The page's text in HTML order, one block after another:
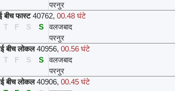
परनुर
बीच फास्ट 40762,00.48 घंटे
T F S S वलजबाद
परनुर
बीच लोकल 40956,00.56 घंटे
T F S S वलजबाद
परनुर
बीच लोकल 40906,00.45 घंटे